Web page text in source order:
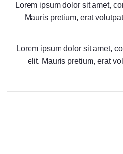
Lorem ipsum dolor sit amet,
Mauris pretium, erat
Lorem ipsum dolor sit amet,
elit. Mauris pretium, erat